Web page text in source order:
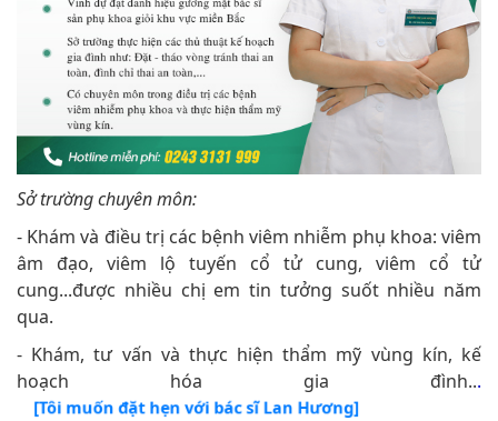
Sở trường chuyên môn:
- Khám và điều trị các bệnh viêm nhiễm phụ khoa: viêm
âm đạo, viêm lộ tuyến cổ tử cung, viêm cổ tử
cung...được nhiều chị em tin tưởng suốt nhiều năm
qua.
- Khám, tư vấn và thực hiện thẩm mỹ vùng kín, kế
hoạch hóa gia đình...
[Tôi muốn đặt hẹn với bác sĩ Lan Hương]